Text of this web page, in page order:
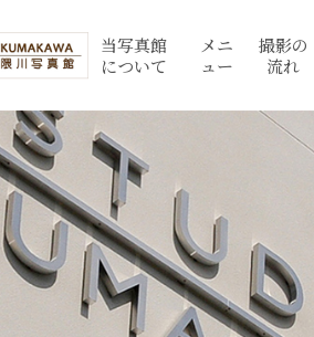
当写真館
について
メニ
ュー
撮影の
流れ